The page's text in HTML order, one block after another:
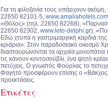
Για τη φιλοξενία τους υπάρχουν
22650 82101-5, www.amaliahotels.com
«Θόλος» (τηλ. 22650 82268),
22650 82302, www.leto-delphi.gr),
Εδώ χτυπά η γαστριμαργική καρδιά
κριάρια». Στον παραδοσιακό οικισμό
διασταυρώνονται τα αρχαία
τις κάνουν κοντοσούβλι, ένα ψητό
πετύχεις. Ο γνωστός Φούρλας το
Φαγητό προσφέρουν επίσης ο «Βάκχος»
προεκτάσεις.
Ετικέτες